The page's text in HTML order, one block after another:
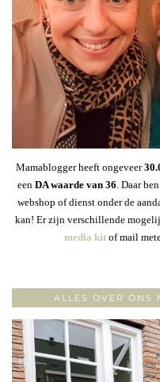
Mamablogger heeft ongeveer30
een DA waarde van 36. Daar
webshop of dienst onder de
kan! Er zijn verschillende
media kitof mail
ALLES OVER ONS